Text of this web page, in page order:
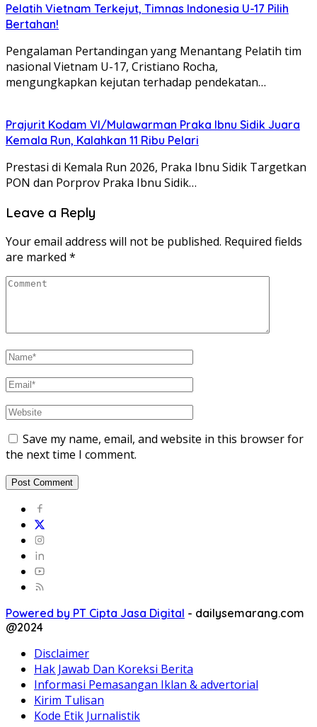
Pelatih Vietnam Terkejut, Timnas Indonesia U-17 Pilih
Bertahan!
Pengalaman Pertandingan yang Menantang Pelatih tim
nasional Vietnam U-17, Cristiano Rocha,
mengungkapkan kejutan terhadap pendekatan…
Prajurit Kodam VI/Mulawarman Praka Ibnu Sidik Juara
Kemala Run, Kalahkan 11 Ribu Pelari
Prestasi di Kemala Run 2026, Praka Ibnu Sidik Targetkan
PON dan Porprov Praka Ibnu Sidik…
Leave a Reply
Your email address will not be published. Required fields
are marked *
Save my name, email, and website in this browser for
the next time I comment.
Powered by PT Cipta Jasa Digital - dailysemarang.com
@2024
Disclaimer
Hak Jawab Dan Koreksi Berita
Informasi Pemasangan Iklan & advertorial
Kirim Tulisan
Kode Etik Jurnalistik